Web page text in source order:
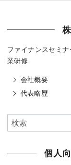
ファイナンスセミ
業研修
会社概要
代表略歴
個人